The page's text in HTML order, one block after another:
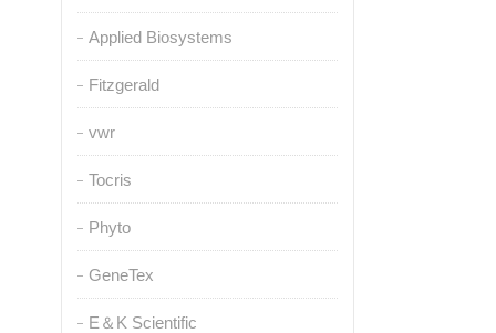
Applied Biosystems
Fitzgerald
vwr
Tocris
Phyto
GeneTex
E＆K Scientific